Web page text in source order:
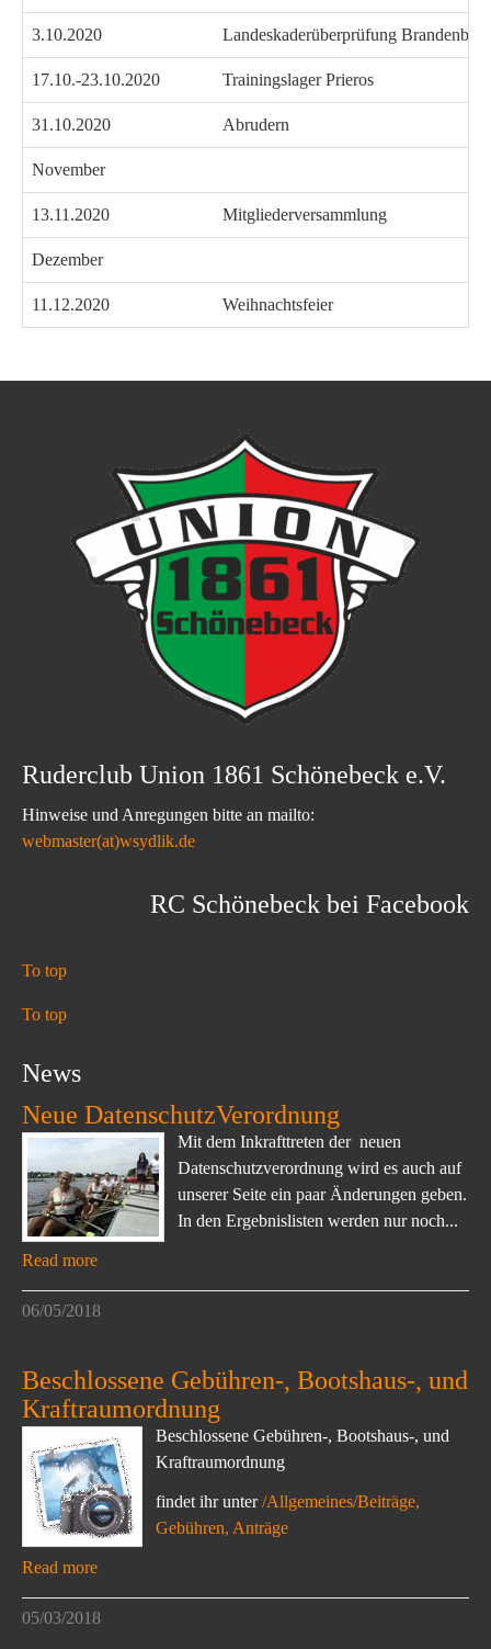
3.10.2020 Landeskaderüberprüfung Brandenburg
17.10.-23.10.2020 Trainingslager Prieros
31.10.2020 Abrudern
November
13.11.2020 Mitgliederversammlung
Dezember
11.12.2020 Weihnachtsfeier
Ruderclub Union 1861 Schönebeck e.V.
Hinweise und Anregungen bitte an mailto:
webmaster(at)wsydlik.de
RC Schönebeck bei Facebook
To top
To top
News
Neue DatenschutzVerordnung
Mit dem Inkrafttreten der neuen
Datenschutzverordnung wird es auch auf
unserer Seite ein paar Änderungen geben.
In den Ergebnislisten werden nur noch...
Read more
06/05/2018
Beschlossene Gebühren-, Bootshaus-, und
Kraftraumordnung
Beschlossene Gebühren-, Bootshaus-, und
Kraftraumordnung
findet ihr unter/Allgemeines/Beiträge,
Gebühren, Anträge
Read more
05/03/2018